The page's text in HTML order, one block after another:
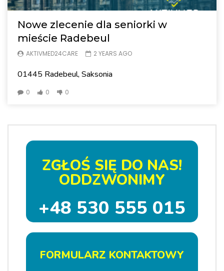
Nowe zlecenie dla seniorki w
mieście Radebeul
AKTIVMED24CARE 2 YEARS AGO
01445 Radebeul, Saksonia
0 0 0
ZGŁOŚ SIĘ DO NAS!
ODDZWONIMY
+48 530 555 015
FORMULARZ KONTAKTOWY